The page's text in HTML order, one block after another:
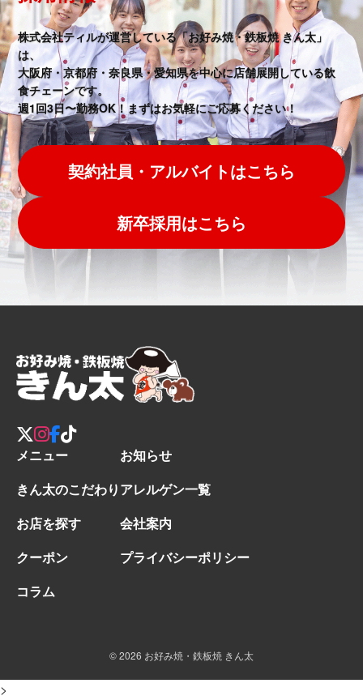
株式会社ティルが運営している「お好み焼・鉄板焼 きん太」
は、
大阪府・京都府・奈良県・愛知県を中心に店舗展開している飲
食チェーンです。
週1回3日〜勤務OK！まずはお気軽にご応募ください！
契約社員・アルバイトはこちら
新卒採用はこちら
メニュー
きん太のこだわり
お店を探す
クーポン
コラム
お知らせ
アレルゲン一覧
会社案内
プライバシーポリシー
© 2026 お好み焼・鉄板焼 きん太
>